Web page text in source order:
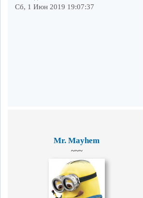
Сб, 1 Июн 2019 19:07:37
Mr. Mayhem
~~~